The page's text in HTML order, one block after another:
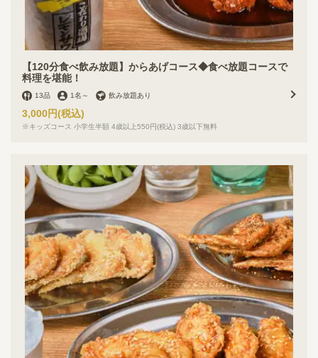
【120分食べ飲み放題】からあげコース◆食べ放題コースで
料理を堪能！
13品 1名 ～ 飲み放題あり
3,000円(税込)
※キッズコース 小学生半額 4歳以上550円(税込) 3歳以下無料
この店舗情報をシェアする
コース | 【大衆酒場】 手羽だるま旗の台店
東京都品川区旗の台３丁目11-11サワノビル １階
https://tebadaruma-hatanodai.owst.jp/courses